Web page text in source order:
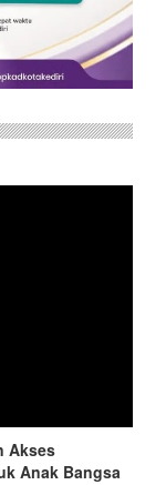
Akses
Anak Bangsa